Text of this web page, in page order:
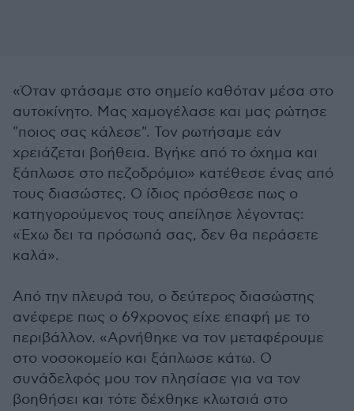
«Όταν φτάσαμε στο σημείο καθόταν μέσα στο
αυτοκίνητο. Μας χαμογέλασε και μας ρώτησε
"ποιος σας κάλεσε". Τον ρωτήσαμε εάν
χρειάζεται βοήθεια. Βγήκε από το όχημα και
ξάπλωσε στο πεζοδρόμιο» κατέθεσε ένας από
τους διασώστες. Ο ίδιος πρόσθεσε πως ο
κατηγορούμενος τους απείλησε λέγοντας:
«Έχω δει τα πρόσωπά σας, δεν θα περάσετε
καλά».
Από την πλευρά του, ο δεύτερος διασώστης
ανέφερε πως ο 69χρονος είχε επαφή με το
περιβάλλον. «Αρνήθηκε να τον μεταφέρουμε
στο νοσοκομείο και ξάπλωσε κάτω. Ο
συνάδελφός μου τον πλησίασε για να τον
βοηθήσει και τότε δέχθηκε κλωτσιά στο